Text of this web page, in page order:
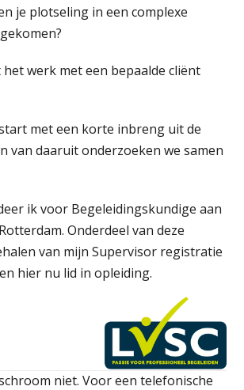
je plotseling in een complexe
werk met een bepaalde cliënt
met een korte inbreng uit de
van daaruit onderzoeken we samen
ik voor Begeleidingskundige aan
Onderdeel van deze
van mijn Supervisor registratie
hier nu lid in opleiding.
niet. Voor een telefonische